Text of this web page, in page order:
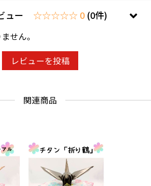
ュー ☆☆☆☆☆ 0 (0件)
せん。
レビューを投稿
関連商品